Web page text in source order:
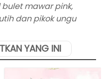
mawar pink,
dan pikok ungu
YANG INI